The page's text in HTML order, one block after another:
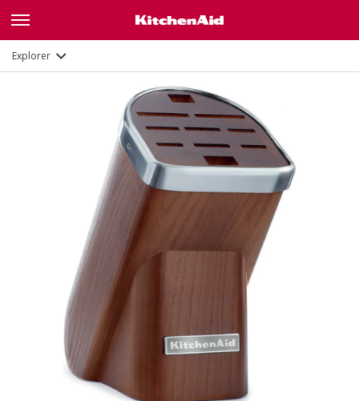
Explorer